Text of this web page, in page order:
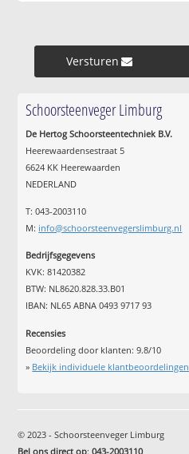
Versturen »
Schoorsteenveger Limburg
De Hertog Schoorsteentechniek B.V.
Heerewaardensestraat 5
6624 KK Heerewaarden
NEDERLAND
T: 043-2003110
M: info@schoorsteenvegerslimburg.nl
Bedrijfsgegevens
KVK: 81420382
BTW: NL8620.828.33.B01
IBAN: NL65 ABNA 0493 9717 93
Recensies
Beoordeling door klanten:9.8/10
» Bekijk individuele klantbeoordelingen
© 2023 - Schoorsteenveger Limburg
Bel ons direct op:043-2003110